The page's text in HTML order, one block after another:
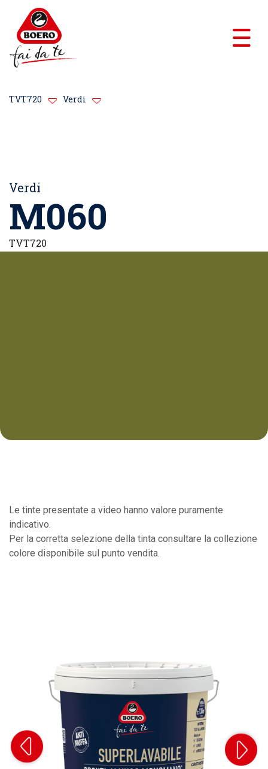
TVT720 Verdi
Verdi
M060
TVT720
Le tinte presentate a video hanno valore puramente
indicativo.
Per la corretta selezione della tinta consultare la collezione
colore disponibile sul punto vendita.